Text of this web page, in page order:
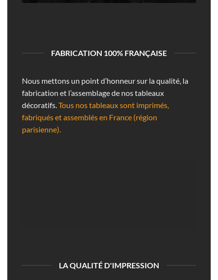
FABRICATION 100% FRANÇAISE
Nous mettons un point d’honneur sur la qualité, la
fabrication et l’assemblage de nos tableaux
décoratifs.Tous nos tableaux sont imprimés,
fabriqués et assemblés en France (région
parisienne).
LA QUALITÉ D'IMPRESSION